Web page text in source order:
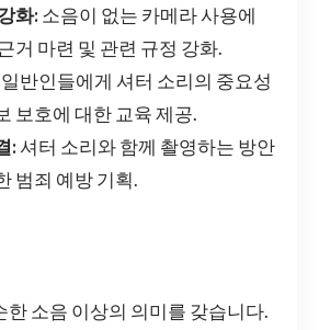
화: 소음이 없는 카메라 사용에
거 마련 및 관련 규정 강화.
일반인들에게 셔터 소리의 중요성
보호에 대한 교육 제공.
: 셔터 소리와 함께 촬영하는 방안
범죄 예방 기획.
한 소음 이상의 의미를 갖습니다.